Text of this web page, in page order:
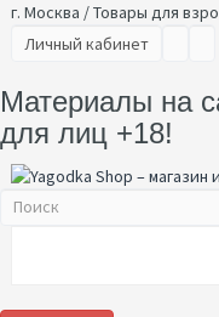
г. Москва / Товары для
Личный кабинет
Материалы на
для лиц +18!